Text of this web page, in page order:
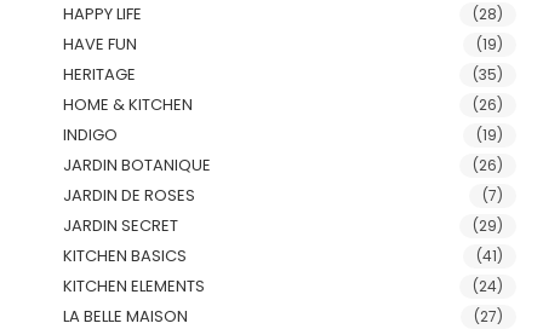
HAPPY LIFE (28)
HAVE FUN (19)
HERITAGE (35)
HOME & KITCHEN (26)
INDIGO (19)
JARDIN BOTANIQUE (26)
JARDIN DE ROSES (7)
JARDIN SECRET (29)
KITCHEN BASICS (41)
KITCHEN ELEMENTS (24)
LA BELLE MAISON (27)